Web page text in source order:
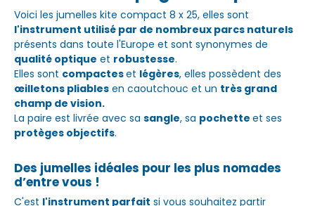
Voici les jumelles kite compact 8 x 25, elles sont
l'instrument utilisé par de nombreux parcs naturels
présents dans toute l'Europe et sont synonymes de
qualité optique et robustesse.
Elles sont compacteset légères, elles possèdent des
œilletons pliables en caoutchouc et un très grand
champ de vision.
La paire est livrée avec sa sangle, sa pochette et ses
protèges objectifs.
Des jumelles idéales pour les plus nomades
d’entre vous !
C'est l'instrument parfait si vous souhaitez partir